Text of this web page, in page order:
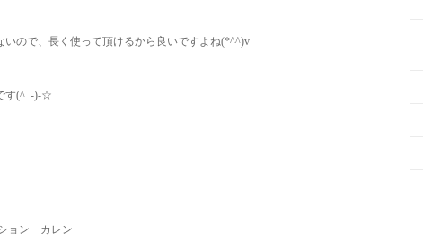
いので、長く使って頂けるから良いですよね(*^^)v
す(^_-)-☆
ン カレン